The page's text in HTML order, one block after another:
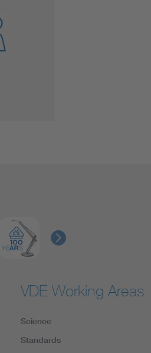
VDE Working Areas
Science
Standards